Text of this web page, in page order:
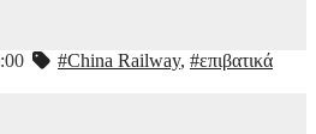
#China Railway, #επιβατικά